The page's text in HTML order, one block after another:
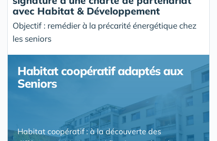
avec Habitat & Développement
Objectif : remédier à la précarité énergétique chez
les seniors
Habitat coopératif adaptés aux
Seniors
Habitat coopératif : à la découverte des